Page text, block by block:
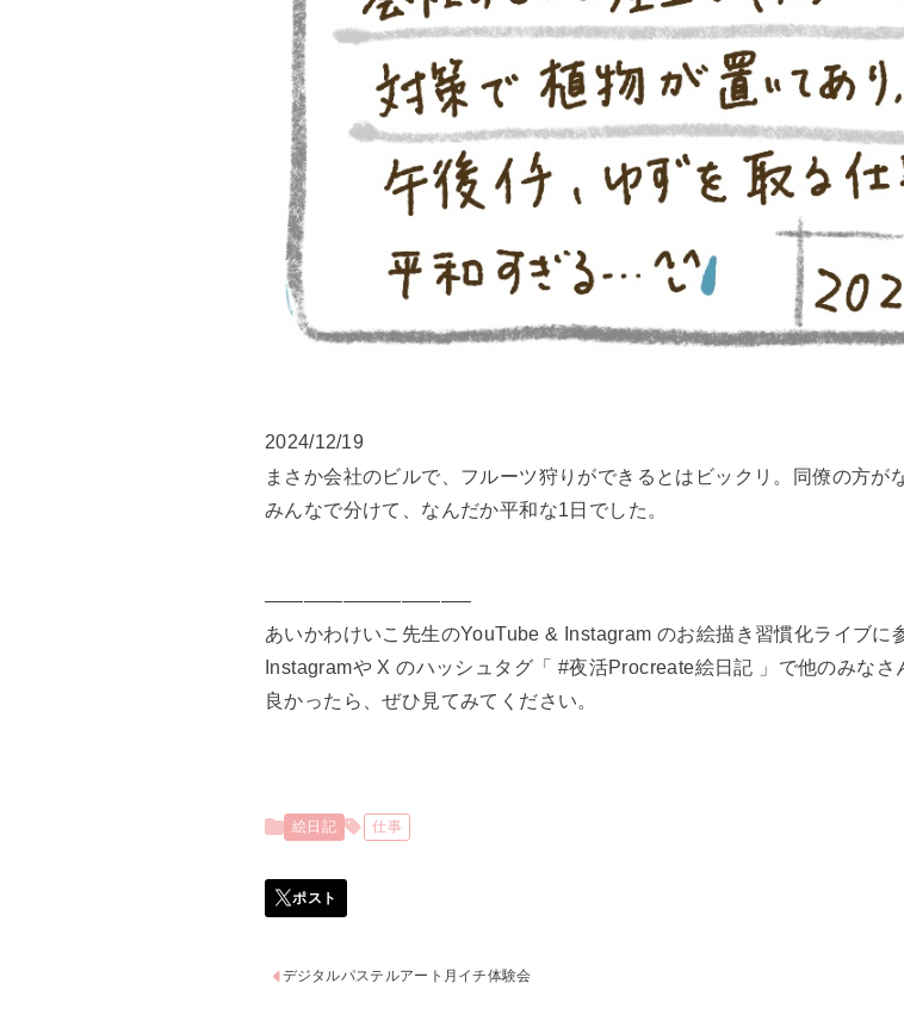
2024/12/19
まさか会社のビルで、フルーツ狩りができるとはビックリ。同僚の方が
みんなで分けて、なんだか平和な1日でした。
——————————–
あいかわけいこ先生のYouTube & Instagram のお絵描き習慣化ライブに
Instagramや X のハッシュタグ「 #夜活Procreate絵日記 」で他のみなさ
良かったら、ぜひ見てみてください。
絵日記 仕事
デジタルパステルアート月イチ体験会